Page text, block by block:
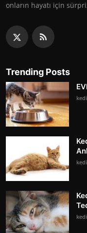
onların hayatı için
Trending Posts
kedi
kedi
kedi